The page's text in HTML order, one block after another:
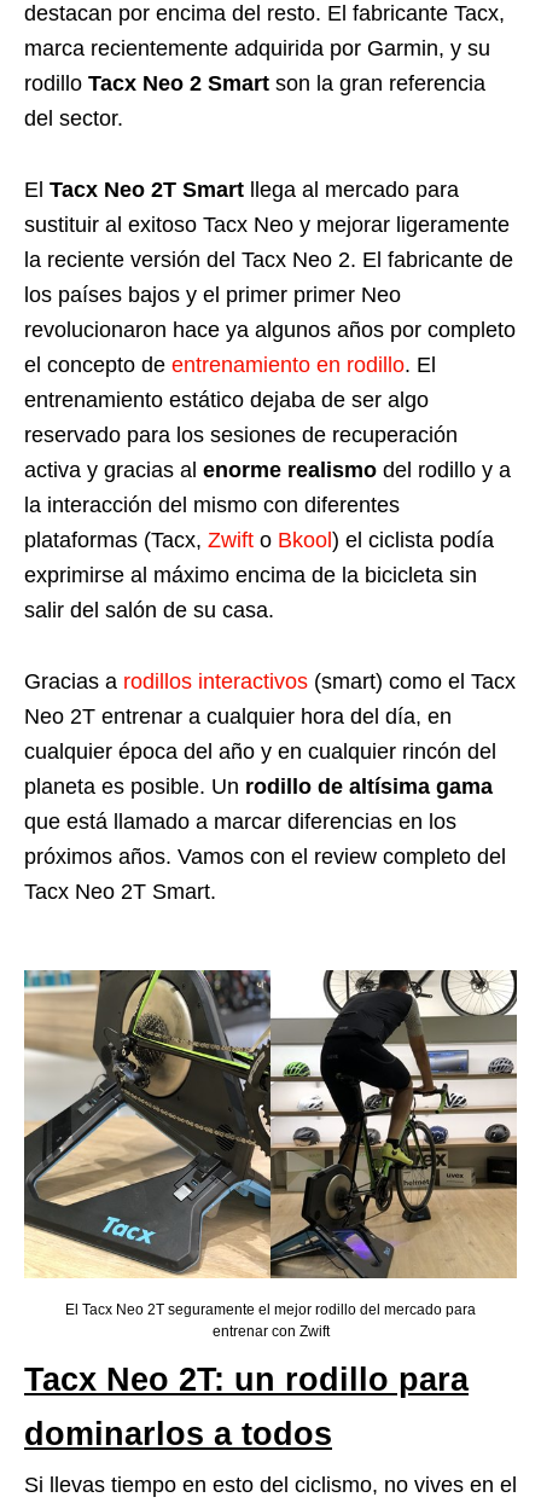
destacan por encima del resto. El fabricante Tacx,
marca recientemente adquirida por Garmin, y su
rodillo Tacx Neo 2 Smart son la gran referencia
del sector.
El Tacx Neo 2T Smart
llega al mercado para
sustituir al exitoso Tacx Neo y mejorar ligeramente
la reciente versión del Tacx Neo 2. El fabricante de
los países bajos y el primer primer Neo
revolucionaron hace ya algunos años por completo
el concepto de entrenamiento en rodillo. El
entrenamiento estático dejaba de ser algo
reservado para los sesiones de recuperación
activa y gracias al enorme realismo del rodillo y a
la interacción del mismo con diferentes
plataformas (Tacx, Zwift o Bkool ) el ciclista podía
exprimirse al máximo encima de la bicicleta sin
salir del salón de su casa.
Gracias a rodillos interactivos (smart) como el Tacx
Neo 2T entrenar a cualquier hora del día, en
cualquier época del año y en cualquier rincón del
planeta es posible. Un rodillo de altísima gama
que está llamado a marcar diferencias en los
próximos años. Vamos con el review completo del
Tacx Neo 2T Smart.
El Tacx Neo 2T seguramente el mejor rodillo del mercado para
entrenar con Zwift
Tacx Neo 2T: un rodillo para
dominarlos a todos
Si llevas tiempo en esto del ciclismo, no vives en el